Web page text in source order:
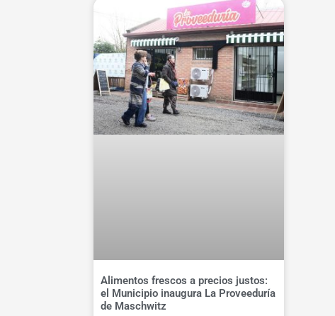
Alimentos frescos a precios justos:
el Municipio inaugura La Proveeduría
de Maschwitz